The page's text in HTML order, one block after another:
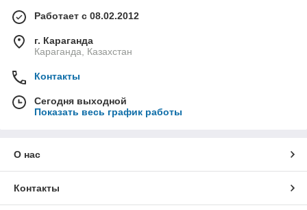
Работает с 08.02.2012
г. Караганда
Караганда, Казахстан
Контакты
Сегодня выходной
Показать весь график работы
О нас
Контакты